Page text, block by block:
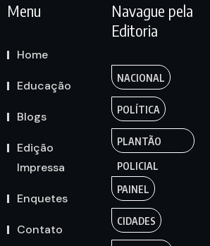
Menu
Home
Educação
Blogs
Edição
Impressa
Enquetes
Contato
Navague pela
Editoria
NACIONAL
POLÍTICA
PLANTÃO
POLICIAL
PAINEL
CIDADES